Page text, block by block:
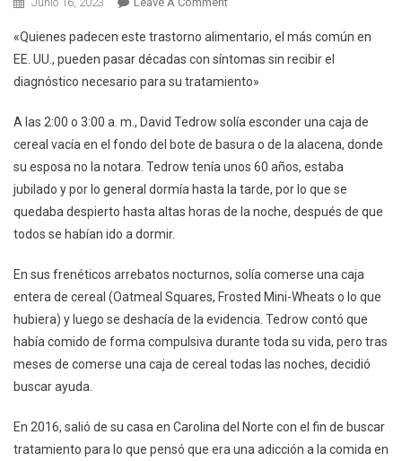
Importancia
De
Diagnosticar
Trastorno
Por
Atracón
«Quienes padecen este trastorno alimentario, el más común en
EE. UU., pueden pasar décadas con síntomas sin recibir el
diagnóstico necesario para su tratamiento»
A las 2:00 o 3:00 a. m., David Tedrow solía esconder una caja de
cereal vacía en el fondo del bote de basura o de la alacena, donde
su esposa no la notara. Tedrow tenía unos 60 años, estaba
jubilado y por lo general dormía hasta la tarde, por lo que se
quedaba despierto hasta altas horas de la noche, después de que
todos se habían ido a dormir.
En sus frenéticos arrebatos nocturnos, solía comerse una caja
entera de cereal (Oatmeal Squares, Frosted Mini-Wheats o lo que
hubiera) y luego se deshacía de la evidencia. Tedrow contó que
había comido de forma compulsiva durante toda su vida, pero tras
meses de comerse una caja de cereal todas las noches, decidió
buscar ayuda.
En 2016, salió de su casa en Carolina del Norte con el fin de buscar
tratamiento para lo que pensó que era una adicción a la comida en